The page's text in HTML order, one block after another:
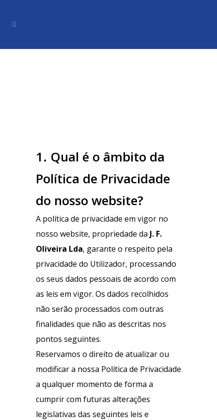
1. Qual é o âmbito da
Política de Privacidade
do nosso website?
A política de privacidade em vigor no
nosso website, propriedade da J. F.
Oliveira Lda, garante o respeito pela
privacidade do Utilizador, processando
os seus dados pessoais de acordo com
as leis em vigor. Os dados recolhidos
não serão processados com outras
finalidades que não as descritas nos
pontos seguintes.
Reservamos o direito de atualizar ou
modificar a nossa Política de Privacidade
a qualquer momento de forma a
cumprir com futuras alterações
legislativas das seguintes leis e